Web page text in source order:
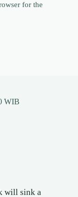
for the
WIB
will sink a